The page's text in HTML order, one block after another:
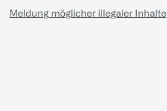
Meldung möglicher illegaler Inhalte